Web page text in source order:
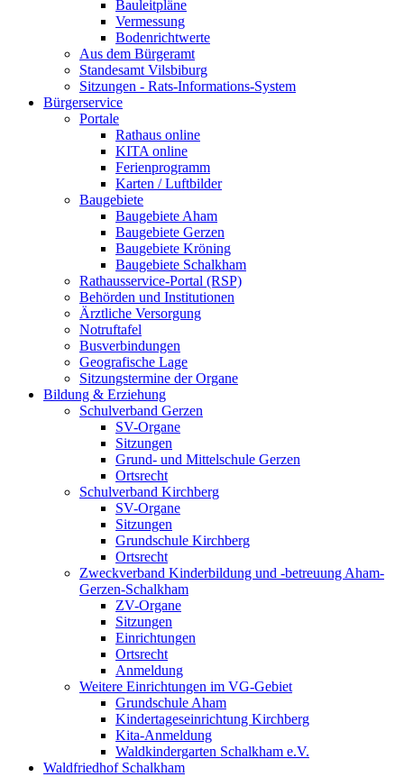
Bauleitpläne
Vermessung
Bodenrichtwerte
Aus dem Bürgeramt
Standesamt Vilsbiburg
Sitzungen - Rats-Informations-System
Bürgerservice
Portale
Rathaus online
KITA online
Ferienprogramm
Karten / Luftbilder
Baugebiete
Baugebiete Aham
Baugebiete Gerzen
Baugebiete Kröning
Baugebiete Schalkham
Rathausservice-Portal (RSP)
Behörden und Institutionen
Ärztliche Versorgung
Notruftafel
Busverbindungen
Geografische Lage
Sitzungstermine der Organe
Bildung & Erziehung
Schulverband Gerzen
SV-Organe
Sitzungen
Grund- und Mittelschule Gerzen
Ortsrecht
Schulverband Kirchberg
SV-Organe
Sitzungen
Grundschule Kirchberg
Ortsrecht
Zweckverband Kinderbildung und -betreuung Aham-
Gerzen-Schalkham
ZV-Organe
Sitzungen
Einrichtungen
Ortsrecht
Anmeldung
Weitere Einrichtungen im VG-Gebiet
Grundschule Aham
Kindertageseinrichtung Kirchberg
Kita-Anmeldung
Waldkindergarten Schalkham e.V.
Waldfriedhof Schalkham